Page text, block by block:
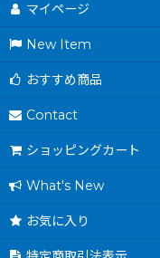
マイページ
New Item
おすすめ商品
Contact
ショッピングカート
What's New
お気に入り